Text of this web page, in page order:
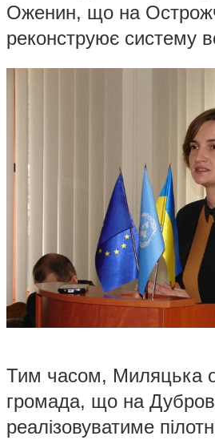
Оженин, що на
реконструює систему
Тим часом, Миляцька
громада, що на
реалізовуватиме